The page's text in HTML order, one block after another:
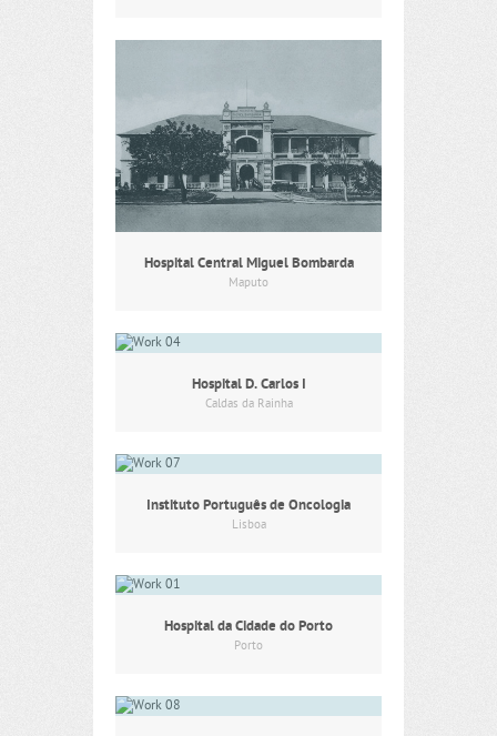
Hospital Central Miguel Bombarda
Maputo
Hospital D. Carlos I
Caldas da Rainha
Instituto Português de Oncologia
Lisboa
Hospital da Cidade do Porto
Porto